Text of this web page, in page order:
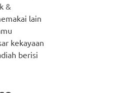
&
lain
kekayaan
berisi